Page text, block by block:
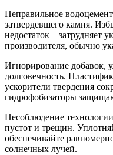
Неправильное
затвердевшего камня.
недостаток – затрудняет
производителя, обычно
Игнорирование добавок,
долговечность.
ускорители твердения
гидрофобизаторы
Несоблюдение
пустот и трещин.
обеспечивайте
солнечных лучей.